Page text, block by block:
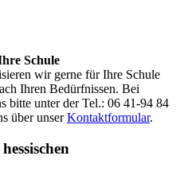
Schule
wir gerne für Ihre Schule
Ihren Bedürfnissen. Bei
bitte unter der Tel.: 06 41-94 84
über unserKontaktformular.